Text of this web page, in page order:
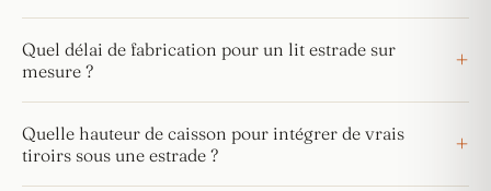
Quel délai de fabrication pour un lit estrade sur
mesure ?
Quelle hauteur de caisson pour intégrer de vrais
tiroirs sous une estrade ?